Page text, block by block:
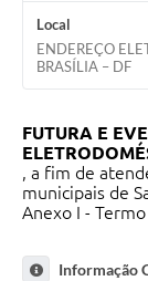
Local
ENDEREÇO
BRASÍLIA – DF
FUTURA E
, a fim de
municipais de
Anexo I -
Informação